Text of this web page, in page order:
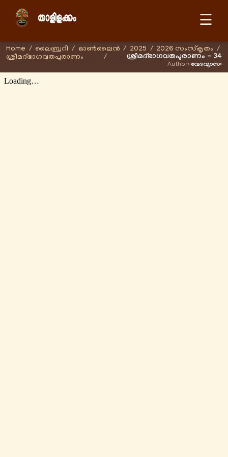
☰
Home / ലൈബ്രറി / ഓണ്‍ലൈന്‍ / 2025 / 2026 സംസ്കൃതം /
ശ്രീമദ്ഭാഗവതപുരാണം
/ ശ്രീമദ്ഭാഗവതപുരാണം - 34
Author: വേദവ്യാസഃ